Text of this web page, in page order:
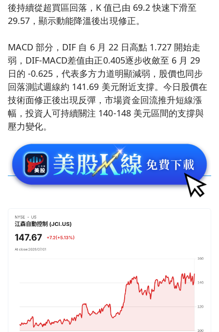
後持續從超買區回落，K 值已由 69.2 快速下滑至
29.57，顯示動能降溫後出現修正。
MACD 部分，DIF 自 6 月 22 日高點 1.727 開始走
弱，DIF-MACD差值由正0.405逐步收斂至 6 月 29
日的 -0.625，代表多方力道明顯減弱，股價也同步
回落測試週線約 141.69 美元附近支撐。今日股價在
技術面修正後出現反彈，市場資金回流推升短線漲
幅，投資人可持續關注 140-148 美元區間的支撐與
壓力變化。